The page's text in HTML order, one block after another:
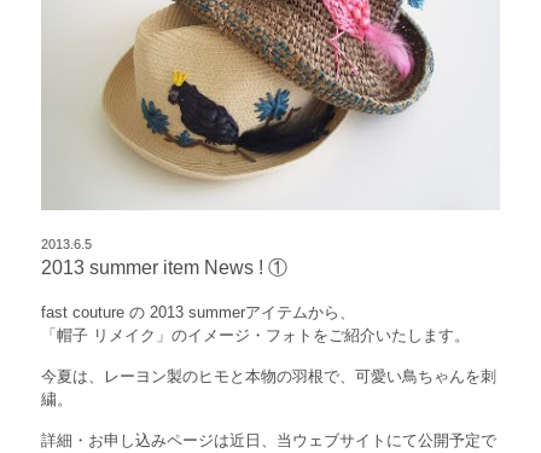
2013.6.5
2013 summer item News ! ①
fast couture の 2013 summerアイテムから、
「帽子 リメイク」のイメージ・フォトをご紹介いたします。
今夏は、レーヨン製のヒモと本物の羽根で、可愛い鳥ちゃんを刺
繍。
詳細・お申し込みページは近日、当ウェブサイトにて公開予定で